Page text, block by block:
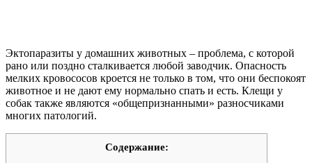
Эктопаразиты у домашних животных – проблема, с которой
рано или поздно сталкивается любой заводчик. Опасность
мелких кровососов кроется не только в том, что они беспокоят
животное и не дают ему нормально спать и есть. Клещи у
собак также являются «общепризнанными» разносчиками
многих патологий.
Содержание: